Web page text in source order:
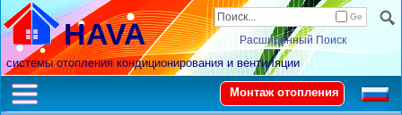
Ge
Расширенный Поиск
HAVA
системы отопления кондиционирования и вентиляции
Монтаж отопления